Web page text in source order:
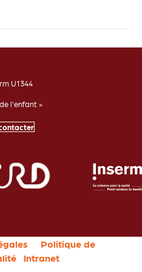
U1344
l'enfant »
Politique de
Intranet